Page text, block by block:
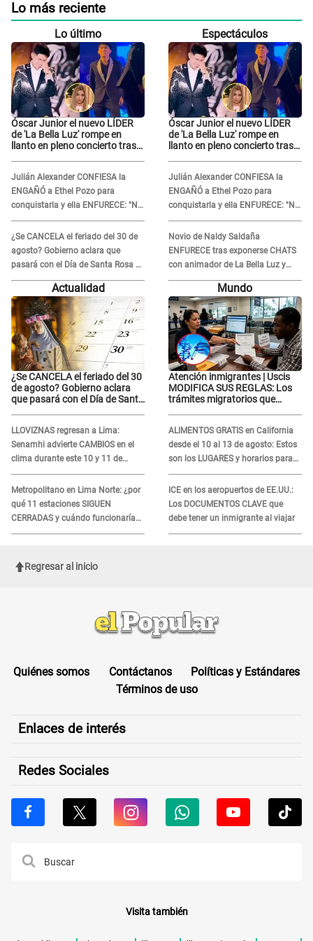
Lo más reciente
Lo último
Óscar Junior el nuevo LÍDER
de 'La Bella Luz' rompe en
llanto en pleno concierto tras
defraudarlos”
Julián Alexander CONFIESA la
ENGAÑÓ a Ethel Pozo para
conquistarla y ella ENFURECE: "No
te lo voy a perdonar nunca"
¿Se CANCELA el feriado del 30 de
agosto? Gobierno aclara que
pasará con el Día de Santa Rosa de
Lima
Espectáculos
Óscar Junior el nuevo LÍDER
de 'La Bella Luz' rompe en
llanto en pleno concierto tras
defraudarlos”
Julián Alexander CONFIESA la
ENGAÑÓ a Ethel Pozo para
conquistarla y ella ENFURECE: "No
te lo voy a perdonar nunca"
Novio de Naldy Saldaña
ENFURECE tras exponerse CHATS
con animador de La Bella Luz y
ADVIERTE: "Estúp@&# que cree
Actualidad
¿Se CANCELA el feriado del 30
de agosto? Gobierno aclara
que pasará con el Día de Santa
LLOVIZNAS regresan a Lima:
Senamhi advierte CAMBIOS en el
clima durante este 10 y 11 de
agosto
Metropolitano en Lima Norte: ¿por
qué 11 estaciones SIGUEN
CERRADAS y cuándo funcionaría
toda la ampliación?
Mundo
Atención inmigrantes | Uscis
MODIFICA SUS REGLAS: Los
trámites migratorios que
ALIMENTOS GRATIS en California
desde el 10 al 13 de agosto: Estos
son los LUGARES y horarios para
recibir la ayuda
ICE en los aeropuertos de EE.UU.:
Los DOCUMENTOS CLAVE que
debe tener un inmigrante al viajar
Regresar al inicio
Quiénes somos Contáctanos
Políticas y Estándares
Términos de uso
Enlaces de interés
Redes Sociales
Visita también